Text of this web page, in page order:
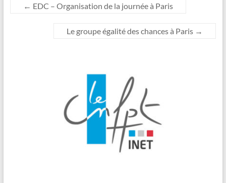
← EDC – Organisation de la journée à Paris
Le groupe égalité des chances à Paris →